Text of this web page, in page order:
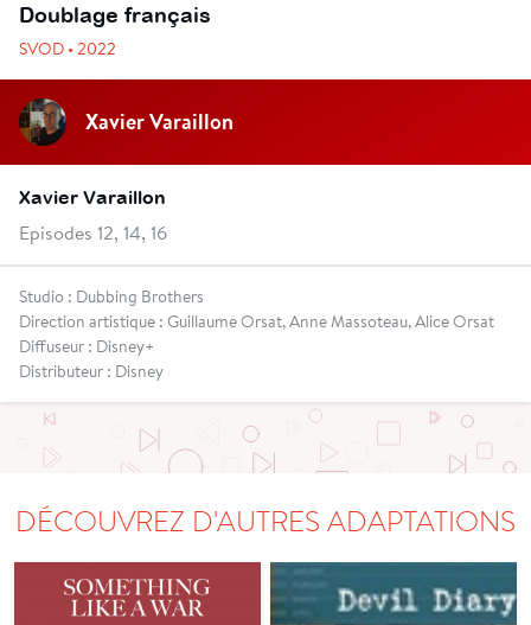
Doublage français
SVOD • 2022
Xavier Varaillon
Xavier Varaillon
Episodes 12, 14, 16
Studio : Dubbing Brothers
Direction artistique : Guillaume Orsat, Anne Massoteau, Alice Orsat
Diffuseur : Disney+
Distributeur : Disney
DÉCOUVREZ D'AUTRES ADAPTATIONS